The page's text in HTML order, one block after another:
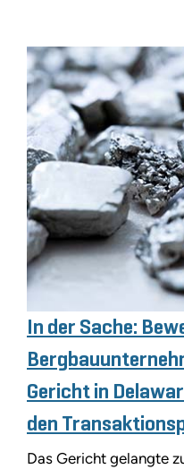
In der Sache:
Gericht in
den
Das Gericht gelangte